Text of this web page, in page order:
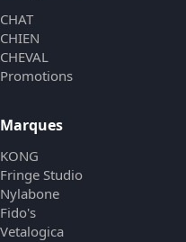
CHAT
CHIEN
CHEVAL
Promotions
Marques
KONG
Fringe Studio
Nylabone
Fido's
Vetalogica